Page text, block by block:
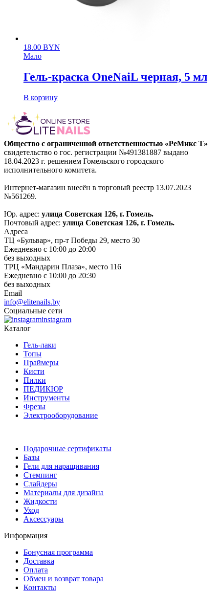
18.00 BYN
Мало
Гель-краска OneNaiL черная, 5 мл
В корзину
Общество с ограниченной ответственностью «РеМикс Т»
свидетельство о гос. регистрации №491381887 выдано
18.04.2023 г. решением Гомельского городского
исполнительного комитета.
Интернет-магазин внесён в торговый реестр 13.07.2023
№561269.
Юр. адрес: улица Советская 126, г. Гомель.
Почтовый адрес: улица Советская 126, г. Гомель.
Адреса
ТЦ «Бульвар», пр-т Победы 29, место 30
Ежедневно с 10:00 до 20:00
без выходных
ТРЦ «Мандарин Плаза», место 116
Ежедневно с 10:00 до 20:30
без выходных
Email
info@elitenails.by
Социальные сети
instagram
Каталог
Гель-лаки
Топы
Праймеры
Кисти
Пилки
ПЕДИКЮР
Инструменты
Фрезы
Электрооборудование
Подарочные сертификаты
Базы
Гели для наращивания
Стемпинг
Слайдеры
Материалы для дизайна
Жидкости
Уход
Аксессуары
Информация
Бонусная программа
Доставка
Оплата
Обмен и возврат товара
Контакты